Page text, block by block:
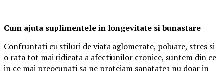
Cum ajuta suplimentele in longevitate si bunastare
Confruntati cu stiluri de viata aglomerate, poluare, stres si
o rata tot mai ridicata a afectiunilor cronice, suntem din ce
in ce mai preocupati sa ne protejam sanatatea nu doar in